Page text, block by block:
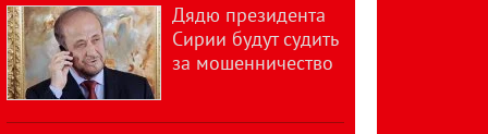
Дядю президента
Сирии будут судить
за мошенничество